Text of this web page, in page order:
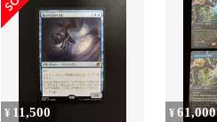
¥ 11,500 ¥61,000